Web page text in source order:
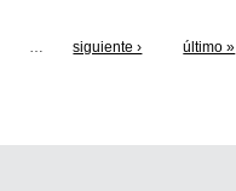
… siguiente › último »